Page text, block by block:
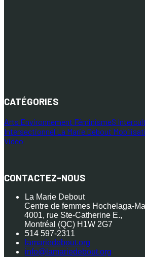
CATÉGORIES
Arts Environnement FéminismeS
Intersectionnel La Marie Debout
Vidéo
CONTACTEZ-NOUS
La Marie Debout
Centre de femmes Hochelaga-
4001, rue Ste-Catherine E.,
Montréal (QC) H1W 2G7
514 597-2311
lamariedebout.org
info@lamariedebout.org